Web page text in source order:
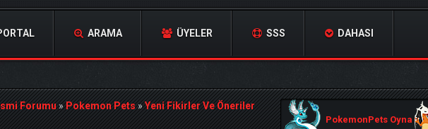
ARAMA ÜYELER SSS DAHASI
Forumu»Pokemon Pets»Yeni Fikirler Ve Öneriler
PokemonPets Oyna